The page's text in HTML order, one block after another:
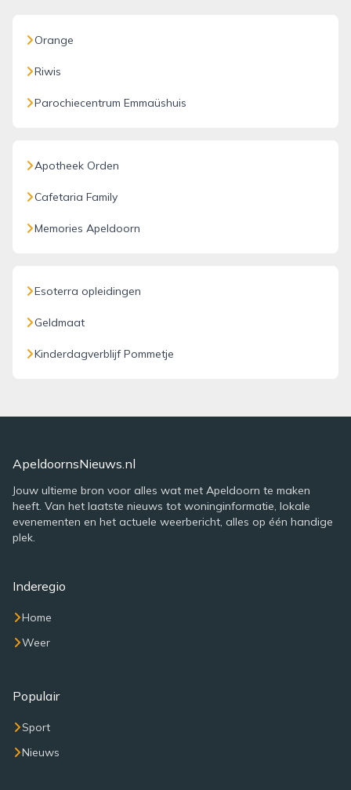
Orange
Riwis
Parochiecentrum Emmaüshuis
Apotheek Orden
Cafetaria Family
Memories Apeldoorn
Esoterra opleidingen
Geldmaat
Kinderdagverblijf Pommetje
ApeldoornsNieuws.nl
Jouw ultieme bron voor alles wat met Apeldoorn te maken
heeft. Van het laatste nieuws tot woninginformatie, lokale
evenementen en het actuele weerbericht, alles op één handige
plek.
Inderegio
Home
Weer
Populair
Sport
Nieuws